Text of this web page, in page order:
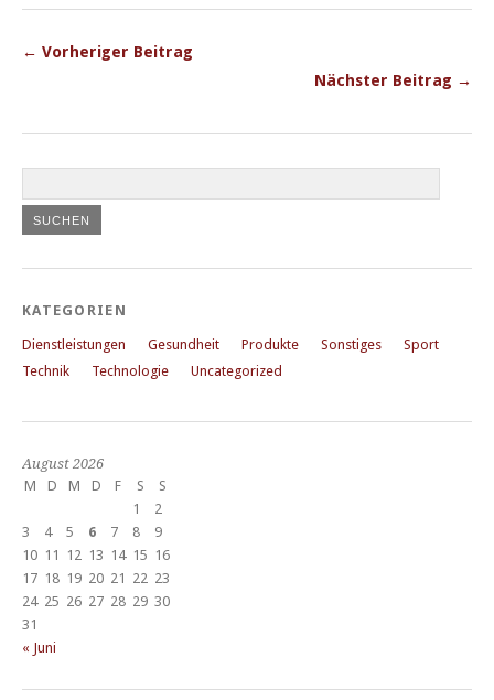
← Vorheriger Beitrag
Nächster Beitrag →
KATEGORIEN
Dienstleistungen Gesundheit Produkte Sonstiges
Sport
Technik
Technologie Uncategorized
August 2026
M
D M D F S
S
1
2
3
4 5 6 7 8
9
10 11 12 13 14 15 16
17 18 19 20 21 22 23
24 25 26 27 28 29 30
31
« Juni